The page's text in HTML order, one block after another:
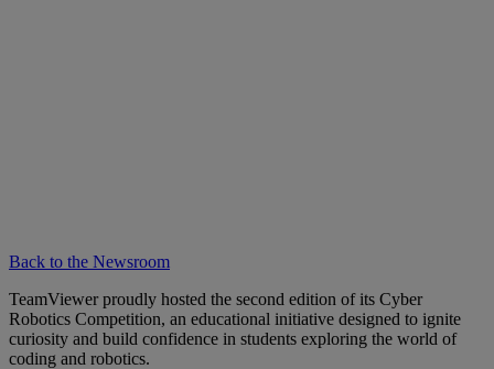
Back to the Newsroom
TeamViewer proudly hosted the second edition of its Cyber
Robotics Competition, an educational initiative designed to ignite
curiosity and build confidence in students exploring the world of
coding and robotics.